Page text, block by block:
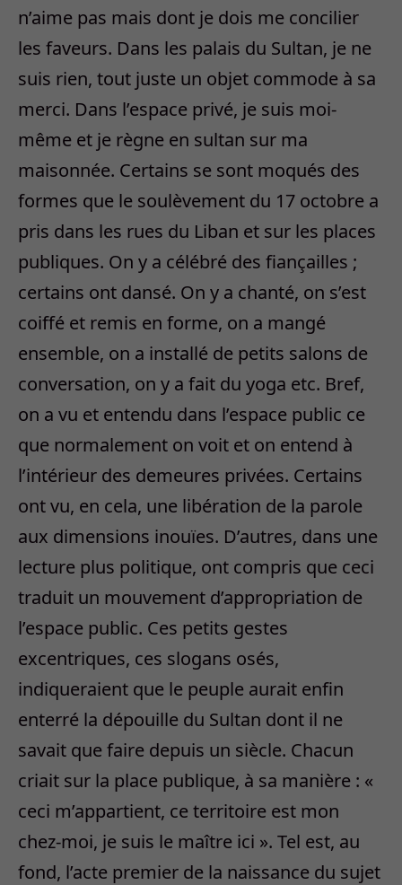
n’aime pas mais dont je dois me concilier
les faveurs. Dans les palais du Sultan, je ne
suis rien, tout juste un objet commode à sa
merci. Dans l’espace privé, je suis moi-
même et je règne en sultan sur ma
maisonnée. Certains se sont moqués des
formes que le soulèvement du 17 octobre a
pris dans les rues du Liban et sur les places
publiques. On y a célébré des fiançailles ;
certains ont dansé. On y a chanté, on s’est
coiffé et remis en forme, on a mangé
ensemble, on a installé de petits salons de
conversation, on y a fait du yoga etc. Bref,
on a vu et entendu dans l’espace public ce
que normalement on voit et on entend à
l’intérieur des demeures privées. Certains
ont vu, en cela, une libération de la parole
aux dimensions inouïes. D’autres, dans une
lecture plus politique, ont compris que ceci
traduit un mouvement d’appropriation de
l’espace public. Ces petits gestes
excentriques, ces slogans osés,
indiqueraient que le peuple aurait enfin
enterré la dépouille du Sultan dont il ne
savait que faire depuis un siècle. Chacun
criait sur la place publique, à sa manière : «
ceci m’appartient, ce territoire est mon
chez-moi, je suis le maître ici ». Tel est, au
fond, l’acte premier de la naissance du sujet